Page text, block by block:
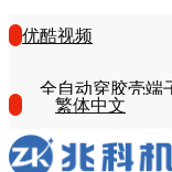
优酷视频
全自动穿胶壳端
繁体中文